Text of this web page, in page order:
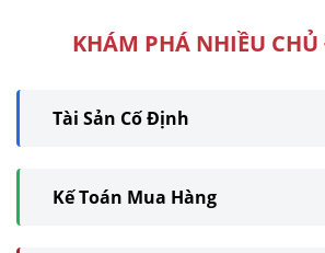
KHÁM PHÁ NHIỀU CHỦ
Tài Sản Cố Định
Kế Toán Mua Hàng